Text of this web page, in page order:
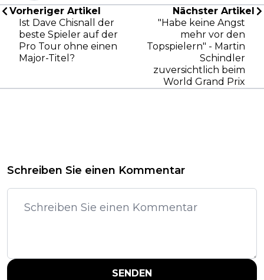
Vorheriger Artikel
Ist Dave Chisnall der
beste Spieler auf der
Pro Tour ohne einen
Major-Titel?
Nächster Artikel
"Habe keine Angst
mehr vor den
Topspielern" - Martin
Schindler
zuversichtlich beim
World Grand Prix
Schreiben Sie einen Kommentar
SENDEN